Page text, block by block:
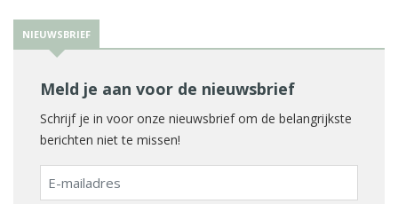
NIEUWSBRIEF
Meld je aan voor de nieuwsbrief
Schrijf je in voor onze nieuwsbrief om de belangrijkste
berichten niet te missen!
E-
mailadres